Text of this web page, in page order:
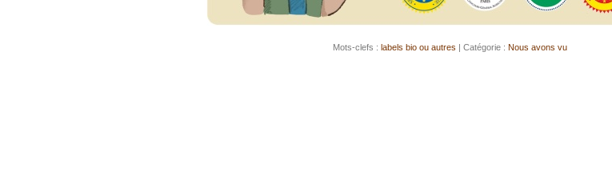
Mots-clefs : labels bio ou autres | Catégorie : Nous avons vu